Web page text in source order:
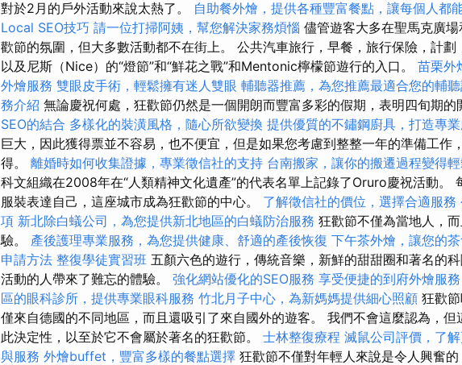
對於2月的戶外活動來說太熱了。 自助餐外燴，提供各種豐富餐點，讓每個人都
Local SEO技巧 請一位打掃阿姨，幫您解決家務煩惱 儘管遊客大多在聖馬克廣
歡節的氛圍，但大多數活動都不在街上。 公共汽車旅行，早餐，旅行保險，計劃
以及尼斯（Nice）的“燈節”和“鮮花之戰”和Mentonic檸檬節遊行的入口。 苗栗外
外燴服務 雙眼皮手術，輕鬆擁有迷人雙眼 輔聽器推薦，為您推薦最適合您的輔
務介紹 無論慶祝何處，狂歡節仍然是一個開朗而豐富多彩的假期，表明四旬期的
SEO的結合 多樣化的裝潢風格，隨心所欲變換 提供優質的不鏽鋼廚具，打造專
巨大，因此獲得票並不容易，也不便宜，但是如果您考慮到整整一年的準備工作
得。 離婚時如何收集證據，專業徵信社的支持 台南搬家，讓你的搬遷過程變得
科文組織在2008年在“人類精神文化遺產”的代表名單上記錄了Oruro慶祝活動。
服裝表達自己，這座城市成為狂歡節的中心。 了解徵信社的價位，選擇合適服務
項 新北除白蟻公司，為您提供新北地區的白蟻防治服務 狂歡節不僅為當地人，
驗。 產後護理專業服務，為您提供健康、舒適的產後恢復 下午茶外燴，讓您的
申請方法 整復學徒實習班 五顏六色的遊行，傳統音樂，新鮮的甜甜圈和著名的
活動的人帶來了難忘的體驗。 強化網站優化的SEO服務 享受便捷的到府外燴服
區的眼科診所，提供專業眼科服務 竹北月子中心，為新媽媽提供細心照顧 狂歡
僅來自德國的不同地區，而且還吸引了來自國外的遊客。 我們不會這麼認為，但
此決定性，以至於它不會屬於著名的狂歡節。 士林整復療程 滅鼠公司評價，了
與服務 外燴buffet，豐富多樣的餐點選擇 狂歡節不僅對年輕人來說是令人興奮